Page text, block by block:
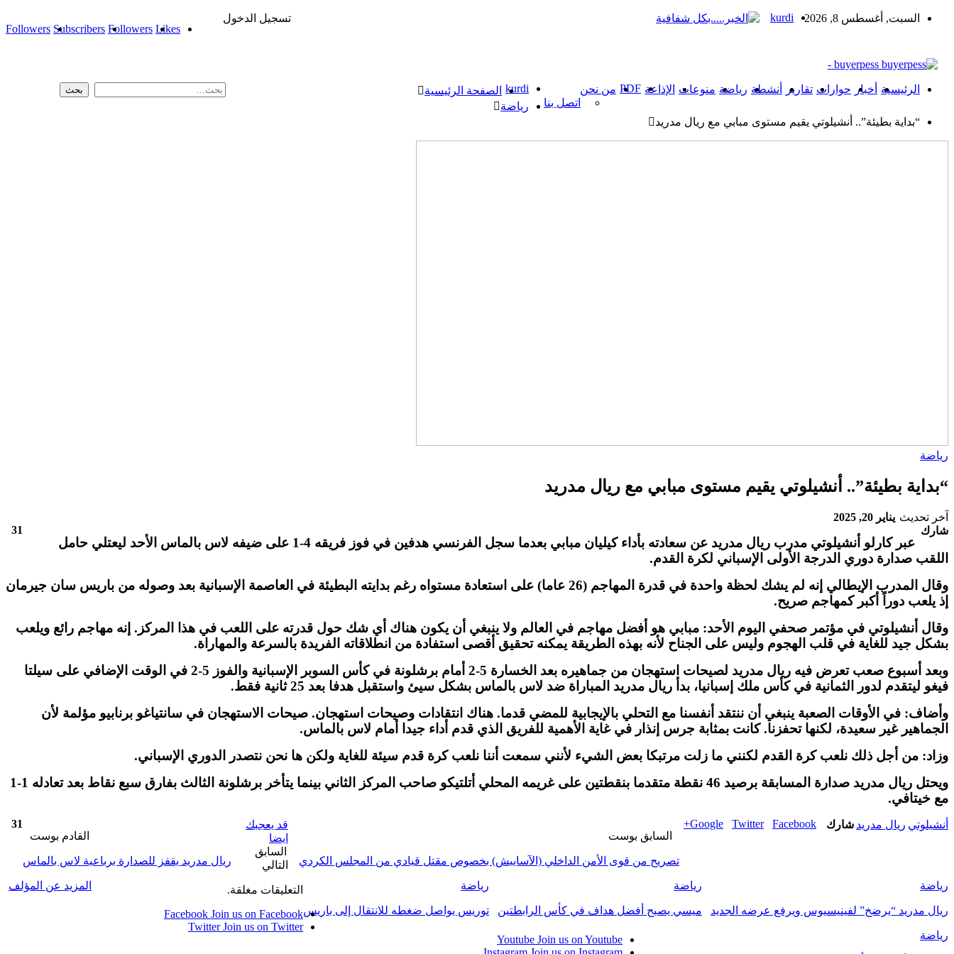
Likes
Followers
Subscribers
Followers
تسجيل الدخول السبت, أغسطس 8, 2026 kurdi
buyerpess -
الرئيسية أخبار حوارات تقارير أنشطة رياضة منوعات الإذاعة PDF من نحن
اتصل بنا
kurdi الصفحة الرئيسية
رياضة
“بداية بطيئة”.. أنشيلوتي يقيم مستوى مبابي مع ريال مدريد
رياضة
“بداية بطيئة”.. أنشيلوتي يقيم مستوى مبابي مع ريال مدريد
آخر تحديث يناير 20, 2025
31
شارك
عبر كارلو أنشيلوتي مدرب ريال مدريد عن سعادته بأداء كيليان مبابي بعدما سجل الفرنسي هدفين في فوز فريقه 4-1 على ضيفه لاس بالماس الأحد ليعتلي حامل
اللقب صدارة دوري الدرجة الأولى الإسباني لكرة القدم.
وقال المدرب الإيطالي إنه لم يشك لحظة واحدة في قدرة المهاجم (26 عاما) على استعادة مستواه رغم بدايته البطيئة في العاصمة الإسبانية بعد وصوله من باريس سان جيرمان
إذ يلعب دوراً أكبر كمهاجم صريح.
وقال أنشيلوتي في مؤتمر صحفي اليوم الأحد: مبابي هو أفضل مهاجم في العالم ولا ينبغي أن يكون هناك أي شك حول قدرته على اللعب في هذا المركز. إنه مهاجم رائع ويلعب
بشكل جيد للغاية في قلب الهجوم وليس على الجناح لأنه بهذه الطريقة يمكنه تحقيق أقصى استفادة من انطلاقاته الفريدة بالسرعة والمهاراة.
وبعد أسبوع صعب تعرض فيه ريال مدريد لصيحات استهجان من جماهيره بعد الخسارة 5-2 أمام برشلونة في كأس السوبر الإسبانية والفوز 5-2 في الوقت الإضافي على سيلتا
فيغو ليتقدم لدور الثمانية في كأس ملك إسبانيا، بدأ ريال مدريد المباراة ضد لاس بالماس بشكل سيئ واستقبل هدفا بعد 25 ثانية فقط.
وأضاف: في الأوقات الصعبة ينبغي أن ننتقد أنفسنا مع التحلي بالإيجابية للمضي قدما. هناك انتقادات وصيحات استهجان. صيحات الاستهجان في سانتياغو برنابيو مؤلمة لأن
الجماهير غير سعيدة، لكنها تحفزنا. كانت بمثابة جرس إنذار في غاية الأهمية للفريق الذي قدم أداء جيدا أمام لاس بالماس.
وزاد: من أجل ذلك نلعب كرة القدم لكنني ما زلت مرتبكا بعض الشيء لأنني سمعت أننا نلعب كرة قدم سيئة للغاية ولكن ها نحن نتصدر الدوري الإسباني.
ويحتل ريال مدريد صدارة المسابقة برصيد 46 نقطة متقدما بنقطتين على غريمه المحلي أتلتيكو صاحب المركز الثاني بينما يتأخر برشلونة الثالث بفارق سبع نقاط بعد تعادله 1-1
مع خيتافي.
أنشيلوتي ريال مدريد 31 شارك Facebook
Twitter
Google+
السابق بوست
تصريح من قوى الأمن الداخلي (الآساييش) بخصوص مقتل قيادي من المجلس الكردي
القادم بوست
ريال مدريد يقفز للصدارة برباعية لاس بالماس
قد يعجبك
ايضا
المزيد عن المؤلف رياضة
ريال مدريد “يرضخ” لفينيسيوس ويرفع عرضه الجديد
رياضة
ميسي يصبح أفضل هداف في كأس الرابطتين
رياضة
توريس يواصل ضغطه للانتقال إلى باريس
رياضة
السابق
التالي
التعليقات مغلقة.
Facebook Join us on Facebook
Twitter Join us on Twitter
Youtube Join us on Youtube